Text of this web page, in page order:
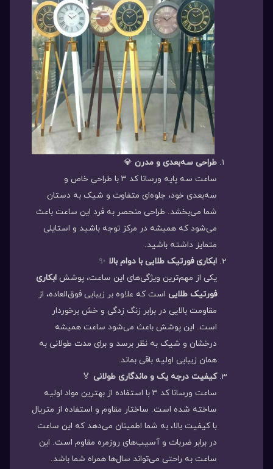
طراحی سه‌بعدی و مدرن 💎
ساعت سه پایه ورسانا کد ۳ با طراحی خاص و
سه‌بعدی خود، جلوه‌ای متفاوت و شیک به دستان
شما می‌بخشد. طراحی منحصر به فرد این ساعت باعث
می‌شود که همیشه در مرکز توجه باشید و استایلی
متمایز داشته باشید.
ابکاری فورتیک طلایی با دوام بالا ✨
یکی از مهم‌ترین ویژگی‌های این ساعت، پوشش ابکاری
فورتیک طلایی است که علاوه بر زیبایی فوق‌العاده، از
مقاومت بالایی در برابر زنگ زدگی و خش برخوردار
است. این پوشش باعث می‌شود ساعت همیشه
درخشان و شیک به نظر برسد و برای مدت طولانی به
همان زیبایی اولیه باقی بماند.
کیفیت درجه یک و ماندگاری طولانی 🏅
ساعت ورسانا کد ۳ با استفاده از بهترین مواد اولیه
ساخته شده است. ساختار مقاوم و استفاده از متریال
با کیفیت بالا، به شما اطمینان می‌دهد که این ساعت
در برابر ضربات و آسیب‌های روزمره مقاوم است. این
ساعت به راحتی می‌تواند سال‌ها همراه شما باشد.